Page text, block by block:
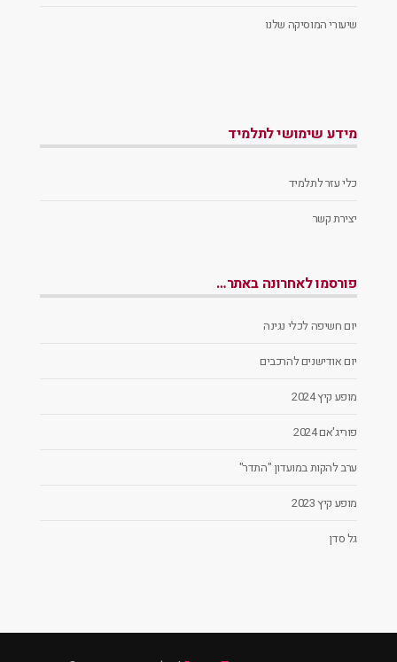
שיעורי המוסיקה שלנו
מידע שימושי לתלמיד
כלי עזר לתלמיד
יצירת קשר
פורסמו לאחרונה באתר…
יום חשיפה לכלי נגינה
יום אודישנים להרכבים
מופע קיץ 2024
פוריג'אם 2024
ערב להקות במועדון "התדר"
מופע קיץ 2023
גל סדן